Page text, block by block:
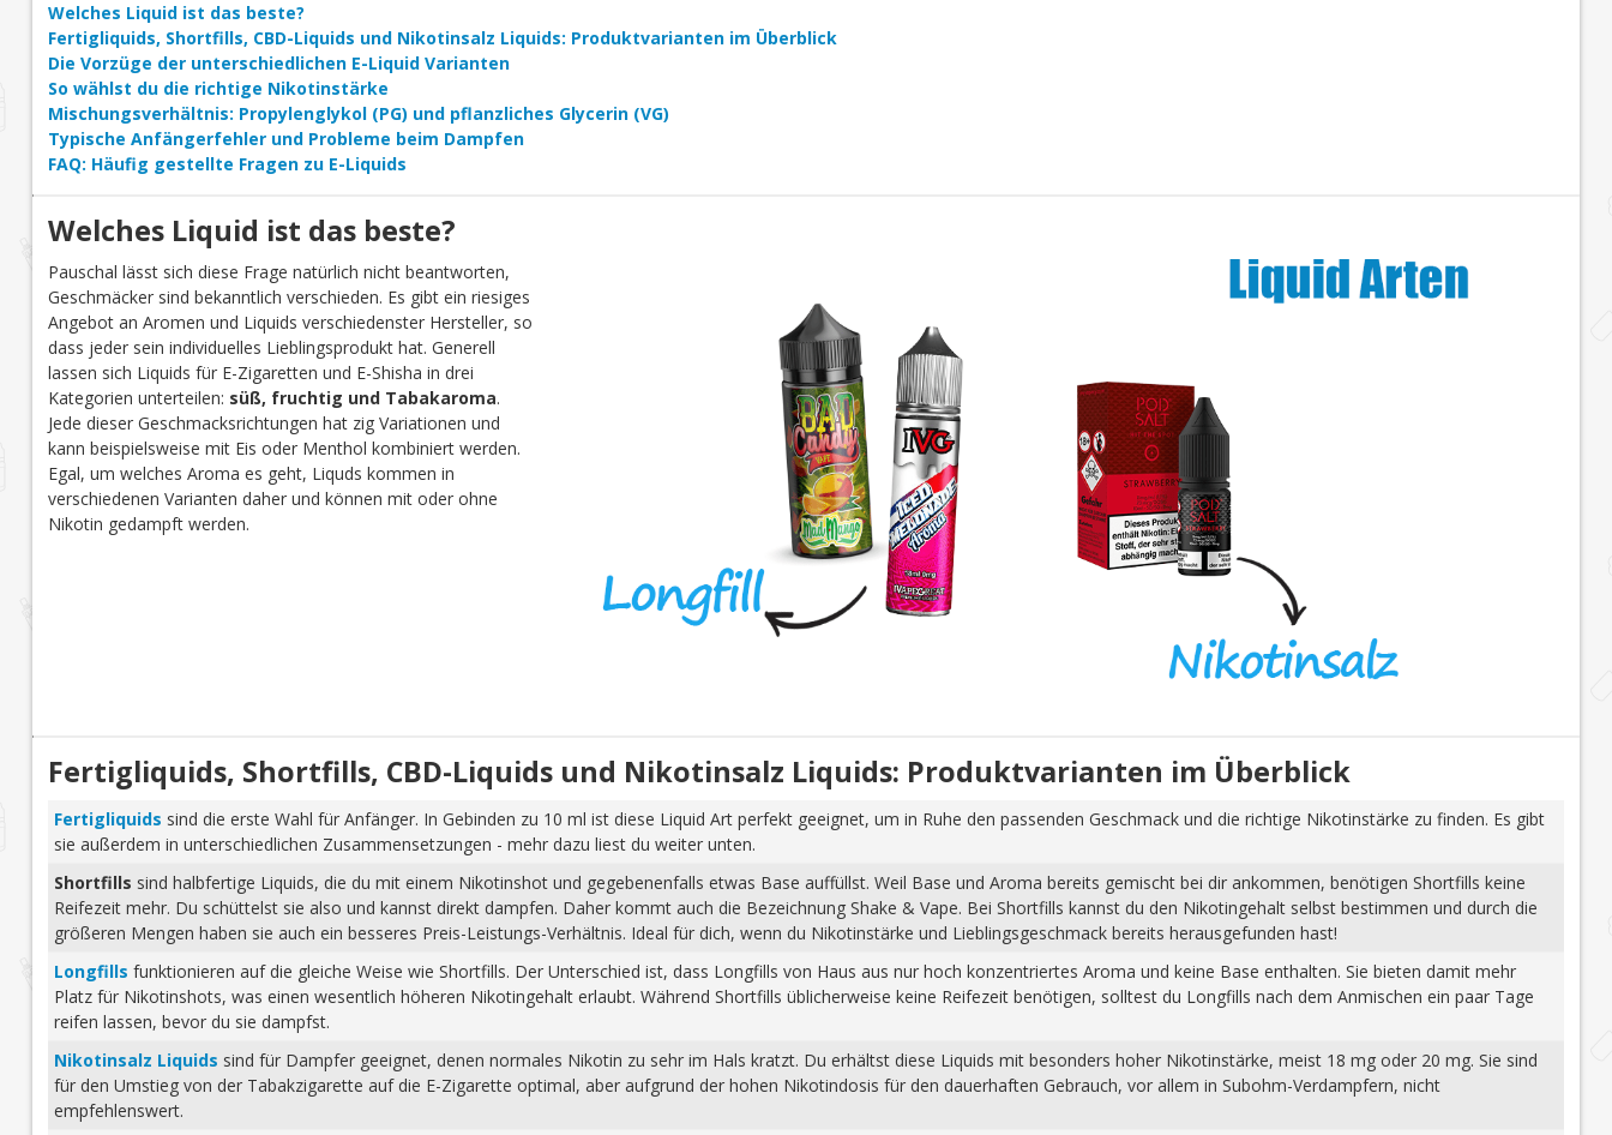
Welches Liquid ist das beste?
Fertigliquids, Shortfills, CBD-Liquids und Nikotinsalz Liquids: Produktvarianten im Überblick
Die Vorzüge der unterschiedlichen E-Liquid Varianten
So wählst du die richtige Nikotinstärke
Mischungsverhältnis: Propylenglykol (PG) und pflanzliches Glycerin (VG)
Typische Anfängerfehler und Probleme beim Dampfen
FAQ: Häufig gestellte Fragen zu E-Liquids
Welches Liquid ist das beste?
Pauschal lässt sich diese Frage natürlich nicht beantworten,
Geschmäcker sind bekanntlich verschieden. Es gibt ein riesiges
Angebot an Aromen und Liquids verschiedenster Hersteller, so
dass jeder sein individuelles Lieblingsprodukt hat. Generell
lassen sich Liquids für E-Zigaretten und E-Shisha in drei
Kategorien unterteilen: süß, fruchtig und Tabakaroma.
Jede dieser Geschmacksrichtungen hat zig Variationen und
kann beispielsweise mit Eis oder Menthol kombiniert werden.
Egal, um welches Aroma es geht, Liquds kommen in
verschiedenen Varianten daher und können mit oder ohne
Nikotin gedampft werden.
Fertigliquids, Shortfills, CBD-Liquids und Nikotinsalz Liquids: Produktvarianten im Überblick
Fertigliquids sind die erste Wahl für Anfänger. In Gebinden zu 10 ml ist diese Liquid Art perfekt geeignet, um in Ruhe den passenden Geschmack und die richtige Nikotinstärke zu finden. Es gibt
sie außerdem in unterschiedlichen Zusammensetzungen - mehr dazu liest du weiter unten.
Shortfills sind halbfertige Liquids, die du mit einem Nikotinshot und gegebenenfalls etwas Base auffüllst. Weil Base und Aroma bereits gemischt bei dir ankommen, benötigen Shortfills keine
Reifezeit mehr. Du schüttelst sie also und kannst direkt dampfen. Daher kommt auch die Bezeichnung Shake & Vape. Bei Shortfills kannst du den Nikotingehalt selbst bestimmen und durch die
größeren Mengen haben sie auch ein besseres Preis-Leistungs-Verhältnis. Ideal für dich, wenn du Nikotinstärke und Lieblingsgeschmack bereits herausgefunden hast!
Longfills funktionieren auf die gleiche Weise wie Shortfills. Der Unterschied ist, dass Longfills von Haus aus nur hoch konzentriertes Aroma und keine Base enthalten. Sie bieten damit mehr
Platz für Nikotinshots, was einen wesentlich höheren Nikotingehalt erlaubt. Während Shortfills üblicherweise keine Reifezeit benötigen, solltest du Longfills nach dem Anmischen ein paar Tage
reifen lassen, bevor du sie dampfst.
Nikotinsalz Liquids sind für Dampfer geeignet, denen normales Nikotin zu sehr im Hals kratzt. Du erhältst diese Liquids mit besonders hoher Nikotinstärke, meist 18 mg oder 20 mg. Sie sind
für den Umstieg von der Tabakzigarette auf die E-Zigarette optimal, aber aufgrund der hohen Nikotindosis für den dauerhaften Gebrauch, vor allem in Subohm-Verdampfern, nicht
empfehlenswert.